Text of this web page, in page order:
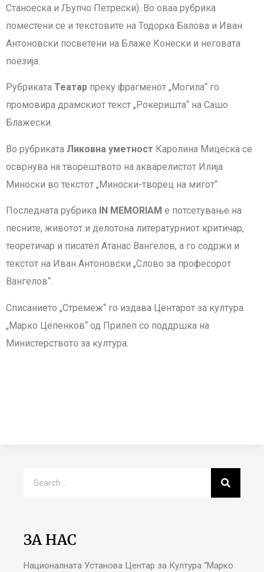
Станоеска и Љупчо Петрески). Во оваа рубрика
поместени се и текстовите на Тодорка Балова и Иван
Антоновски посветени на Блаже Конески и неговaта
поезија.
Рубриката Театар преку фрагменот „Могила“ го
промовира драмскиот текст „Рокеришта“ на Сашо
Блажески.
Во рубриката Ликовна уметност Каролина Мицеска се
осврнува на творештвото на акварелистот Илија
Миноски во текстот „Миноски-творец на мигот“.
Последната рубрика IN MEMORIAM е потсетување на
песните, животот и делотона литературниот критичар,
теоретичар и писател Атанас Вангелов, а го содржи и
текстот на Иван Антоновски „Слово за професорот
Вангелов“.
Списанието „Стремеж“ го издава Центарот за култура
„Марко Цепенков“ од Прилеп со поддршка на
Министерството за култура.
ЗА НАС
Националната Установа Центар за Култура “Марко